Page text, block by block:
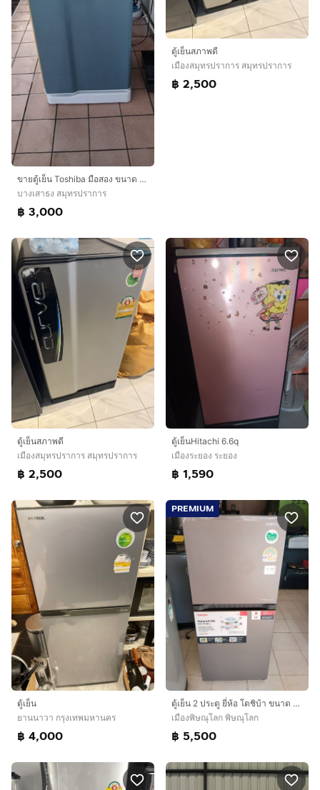
ขายตู้เย็น Toshiba มือสอง ขนาด 6.2 คิว
บางเสาธง สมุทรปราการ
฿ 3,000
ตู้เย็นสภาพดี
เมืองสมุทรปราการ สมุทรปราการ
฿ 2,500
ตู้เย็นสภาพดี
เมืองสมุทรปราการ สมุทรปราการ
฿ 2,500
ตู้เย็นHitachi 6.6q
เมืองระยอง ระยอง
฿ 1,590
ตู้เย็น
ยานนาวา กรุงเทพมหานคร
฿ 4,000
PREMIUM
ตู้เย็น 2 ประตู ยี่ห้อ โตชิบ้า ขนาด 6.4 คิวราคา 5,500 บาท
เมืองพิษณุโลก พิษณุโลก
฿ 5,500